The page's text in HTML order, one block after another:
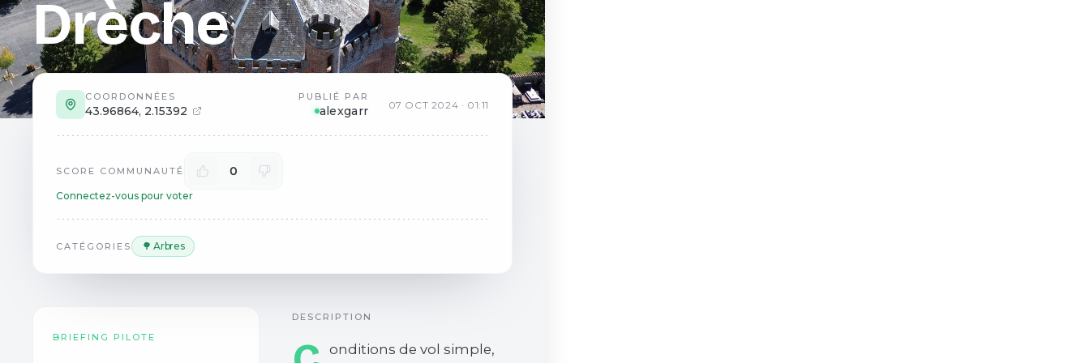
Drèche
COORDONNÉES
43.96864, 2.15392
PUBLIÉ PAR
alexgarr 07 OCT 2024 · 01:11
SCORE COMMUNAUTÉ 0
Connectez-vous pour voter
CATÉGORIES 🌳 Arbres
BRIEFING PILOTE
DESCRIPTION
onditions de vol simple,